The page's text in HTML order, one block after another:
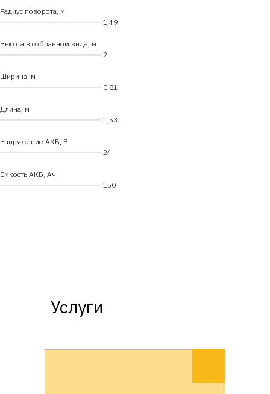
Радиус поворота, м
━━━━━━━━━━━━━━━━━━━━━━━━ 1,49
Высота в собранном виде, м
━━━━━━━━━━━━━━━━━━━━━━━━ 2
Ширина, м
━━━━━━━━━━━━━━━━━━━━━━━━ 0,81
Длина, м
━━━━━━━━━━━━━━━━━━━━━━━━ 1,53
Напряжение АКБ, В
━━━━━━━━━━━━━━━━━━━━━━━━ 24
Емкость АКБ, Ач
━━━━━━━━━━━━━━━━━━━━━━━━ 150
Услуги